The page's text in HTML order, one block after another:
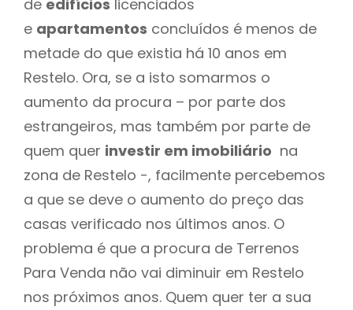
de edifícios licenciados
e apartamentos concluídos é menos de
metade do que existia há 10 anos em
Restelo. Ora, se a isto somarmos o
aumento da procura – por parte dos
estrangeiros, mas também por parte de
quem quer investir em imobiliário na
zona de Restelo -, facilmente percebemos
a que se deve o aumento do preço das
casas verificado nos últimos anos. O
problema é que a procura de Terrenos
Para Venda não vai diminuir em Restelo
nos próximos anos. Quem quer ter a sua